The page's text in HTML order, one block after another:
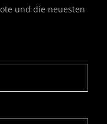
und die neuesten